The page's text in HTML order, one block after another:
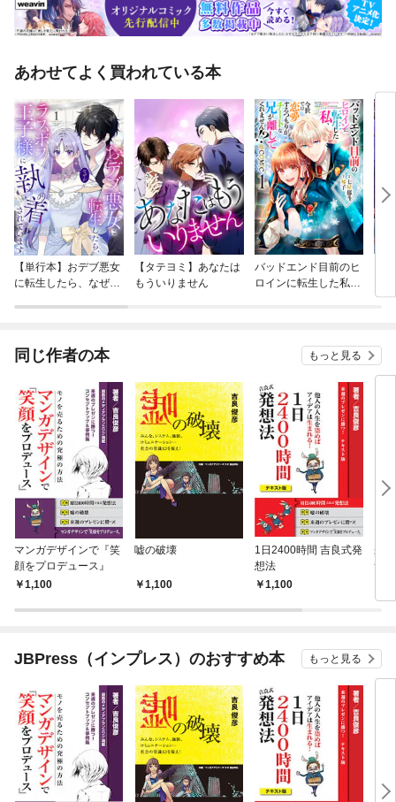
あわせてよく買われている本
【単行本】おデブ悪女
に転生したら、なぜか
【タテヨミ】あなたは
もういりません
バッドエンド目前のヒ
ロインに転生した私、
同じ作者の本 もっと見る
マンガデザインで『笑
顔をプロデュース』
1,100
嘘の破壊
1,100
1日2400時間 吉良式発
想法
1,100
来
つ！
JBPress（インプレス）のおすすめ本 もっと見る